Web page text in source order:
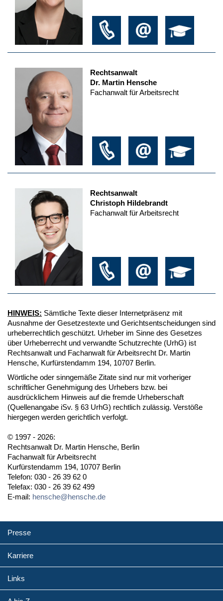
Rechtsanwalt
Dr. Martin Hensche
Fachanwalt für Arbeitsrecht
Rechtsanwalt
Christoph Hildebrandt
Fachanwalt für Arbeitsrecht
HINWEIS: Sämtliche Texte dieser Internetpräsenz mit
Ausnahme der Gesetzestexte und Gerichtsentscheidungen sind
urheberrechtlich geschützt. Urheber im Sinne des Gesetzes
über Urheberrecht und verwandte Schutzrechte (UrhG) ist
Rechtsanwalt und Fachanwalt für Arbeitsrecht Dr. Martin
Hensche, Kurfürstendamm 194, 10707 Berlin.
Wörtliche oder sinngemäße Zitate sind nur mit vorheriger
schriftlicher Genehmigung des Urhebers bzw. bei
ausdrücklichem Hinweis auf die fremde Urheberschaft
(Quellenangabe iSv. § 63 UrhG) rechtlich zulässig. Verstöße
hiergegen werden gerichtlich verfolgt.
© 1997 - 2026:
Rechtsanwalt Dr. Martin Hensche, Berlin
Fachanwalt für Arbeitsrecht
Kurfürstendamm 194, 10707 Berlin
Telefon: 030 - 26 39 62 0
Telefax: 030 - 26 39 62 499
E-mail: hensche@hensche.de
Presse
Karriere
Links